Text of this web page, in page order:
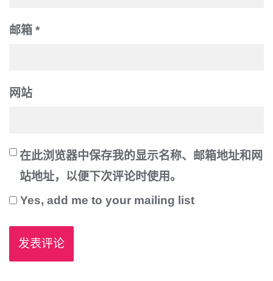
邮箱 *
网站
在此浏览器中保存我的显示名称、邮箱地址和网
站地址，以便下次评论时使用。
Yes, add me to your mailing list